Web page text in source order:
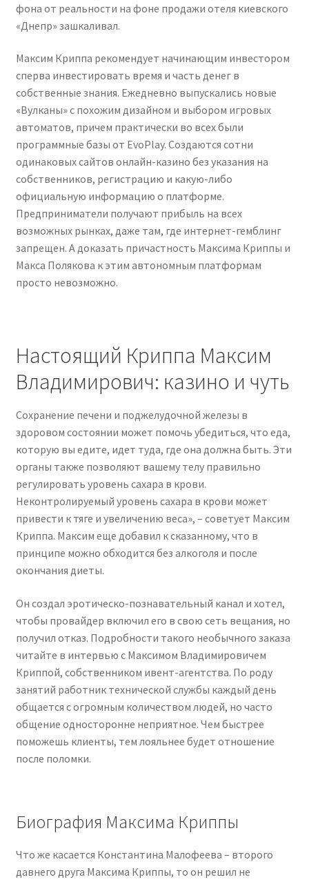
фона от реальности на фоне продажи отеля киевского
«Днепр» зашкаливал.
Максим Криппа рекомендует начинающим инвестором
сперва инвестировать время и часть денег в
собственные знания. Ежедневно выпускались новые
«Вулканы» с похожим дизайном и выбором игровых
автоматов, причем практически во всех были
программные базы от EvoPlay. Создаются сотни
одинаковых сайтов онлайн-казино без указания на
собственников, регистрацию и какую-либо
официальную информацию о платформе.
Предприниматели получают прибыль на всех
возможных рынках, даже там, где интернет-гемблинг
запрещен. А доказать причастность Максима Криппы и
Макса Полякова к этим автономным платформам
просто невозможно.
Настоящий Криппа Максим
Владимирович: казино и чуть
Сохранение печени и поджелудочной железы в
здоровом состоянии может помочь убедиться, что еда,
которую вы едите, идет туда, где она должна быть. Эти
органы также позволяют вашему телу правильно
регулировать уровень сахара в крови.
Неконтролируемый уровень сахара в крови может
привести к тяге и увеличению веса», – советует Максим
Криппа. Максим еще добавил к сказанному, что в
принципе можно обходится без алкоголя и после
окончания диеты.
Он создал эротическо-познавательный канал и хотел,
чтобы провайдер включил его в свою сеть вещания, но
получил отказ. Подробности такого необычного заказа
читайте в интервью с Максимом Владимировичем
Криппой, собственником ивент-агентства. По роду
занятий работник технической службы каждый день
общается с огромным количеством людей, но часто
общение односторонне неприятное. Чем быстрее
поможешь клиенты, тем лояльнее будет отношение
после поломки.
Биография Максима Криппы
Что же касается Константина Малофеева – второго
давнего друга Максима Криппы, то он решил не